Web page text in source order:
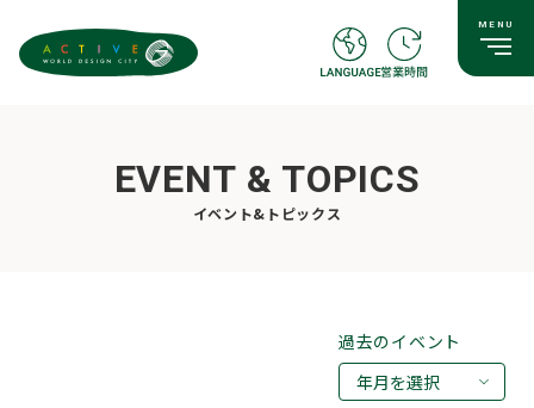
EVENT & TOPICS
イベント&トピックス
過去のイベント
年月を選択